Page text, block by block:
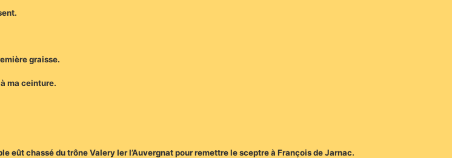
graisse.
ma ceinture.
chassé du trône Valery Ier l’Auvergnat pour remettre le sceptre à François de Jarnac.